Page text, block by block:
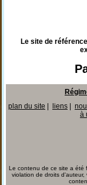
Le site de
plan du site
liens|
à
Le contenu de ce site a été
violation de droits d'auteur,